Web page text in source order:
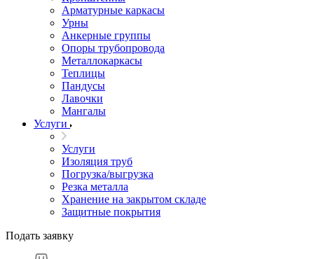
Арматурные каркасы
Урны
Анкерные группы
Опоры трубопровода
Металлокаркасы
Теплицы
Пандусы
Лавочки
Мангалы
Услуги
Услуги
Изоляция труб
Погрузка/выгрузка
Резка металла
Хранение на закрытом складе
Защитные покрытия
Подать заявку